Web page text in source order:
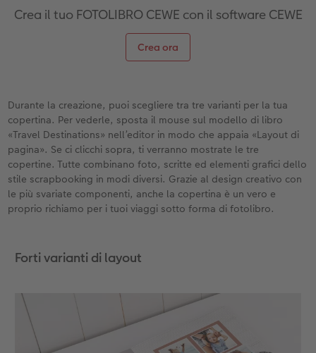
Crea il tuo FOTOLIBRO CEWE con il software CEWE
Crea ora
Durante la creazione, puoi scegliere tra tre varianti per la tua
copertina. Per vederle, sposta il mouse sul modello di libro
«Travel Destinations» nell’editor in modo che appaia «Layout di
pagina». Se ci clicchi sopra, ti verranno mostrate le tre
copertine. Tutte combinano foto, scritte ed elementi grafici dello
stile scrapbooking in modi diversi. Grazie al design creativo con
le più svariate componenti, anche la copertina è un vero e
proprio richiamo per i tuoi viaggi sotto forma di fotolibro.
Forti varianti di layout